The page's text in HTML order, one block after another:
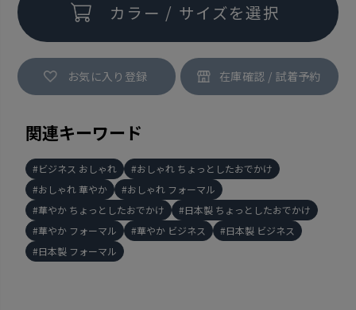
カラー / サイズを選択
お気に入り登録
関連キーワード
ビジネス おしゃれ
おしゃれ ちょっとしたおでかけ
おしゃれ 華やか
おしゃれ フォーマル
華やか ちょっとしたおでかけ
日本製 ちょっとしたおでかけ
華やか フォーマル
華やか ビジネス
日本製 ビジネス
日本製 フォーマル